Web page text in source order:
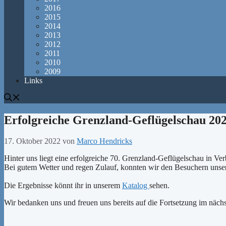
2016
2015
2014
2013
2012
2011
2010
2009
Links
Erfolgreiche Grenzland-Geflügelschau
17. Oktober 2022 von Marco Hendricks
Hinter uns liegt eine erfolgreiche 70. Grenzland-Geflügelschau in
Bei gutem Wetter und regen Zulauf, konnten wir den Besuchern
Die Ergebnisse könnt ihr in unserem Katalog sehen.
Wir bedanken uns und freuen uns bereits auf die Fortsetzung im